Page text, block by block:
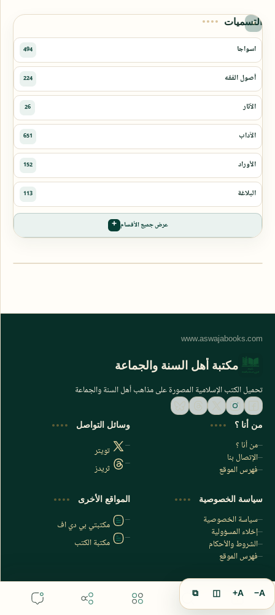
التسميات
عرض جميع الأقسام
اشترك الآن
اشترك في قناتنا على تليجرام
مكتبة أهل السنة والجماعة
تحميل الكتب الإسلامية المصورة على مذاهب أهل السنة والجماعة
من أنا ؟
من أنا ؟
الإتصال بنا
فهرس الموقع
وسائل التواصل
تويتر
ثريدز
سياسة الخصوصية
سياسة الخصوصية
إخلاء المسؤولية
الشروط والأحكام
فهرس الموقع
المواقع الأخرى
مكتبتي بي دي اف
مكتبة الكتب
A−
A+
◫
⧉